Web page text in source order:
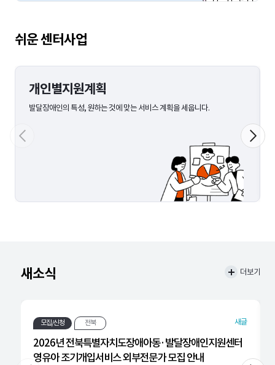
쉬운 센터사업
개인별지원계획
발달장애인의 특성, 원하는 것에 맞는 서비스 계획을 세웁니다.
새소식
모집/신청 전북 새글
2026년 전북특별자치도장애아동·발달장애인지원센터
영유아 조기개입서비스 외부전문가 모집 안내
더보기